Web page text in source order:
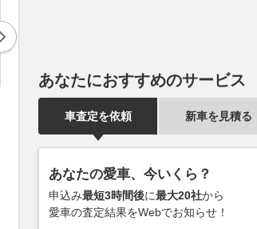
日本が連携！「日本はじまりの
地」の魅力を発信へ
キ初のナナハ
「GT750」とは
2026.08.08
あなたにおすすめのサービス
車査定を依頼 新車を見積る
あなたの愛車、今いくら？
申込み最短3時間後に最大20社から
愛車の査定結果をWebでお知らせ！